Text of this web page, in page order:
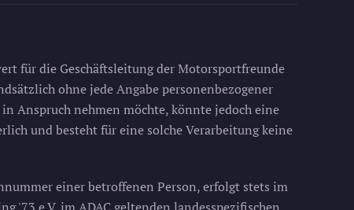
für die Geschäftsleitung der Motorsportfreunde
ohne jede Angabe personenbezogener
Anspruch nehmen möchte, könnte jedoch eine
und besteht für eine solche Verarbeitung keine
einer betroffenen Person, erfolgt stets im